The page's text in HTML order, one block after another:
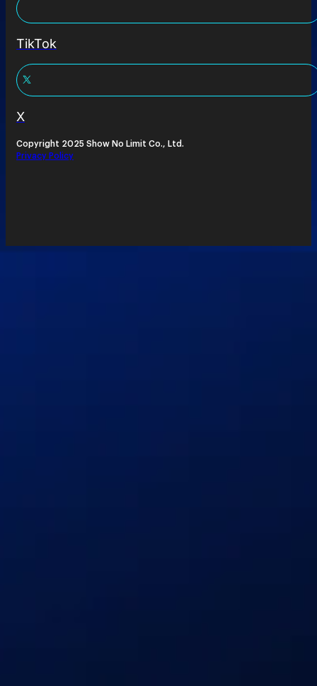
TikTok
X
Copyright 2025 Show No Limit Co., Ltd.
Privacy Policy